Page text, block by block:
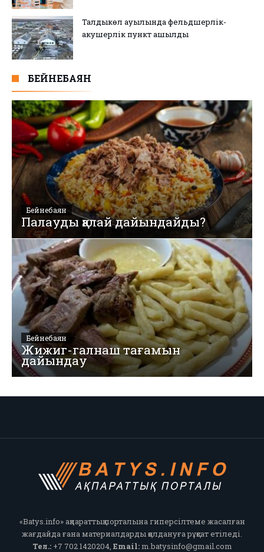
Талдыкөл ауылында фельдшерлік-
акушерлік пункт ашылды
БЕЙНЕБАЯН
Бейнебаян
Палауды қалай дайындайды?
Бейнебаян
Жижиг-галнаш тағамын
дайындау
«Batys.info» ақпараттық порталына гиперсілтеме жасалған
жағдайда ғана материалдарды қолдануға рұқсат етіледі.
Тел.:+7 702 1420204, Email:m.batysinfo@gmail.com